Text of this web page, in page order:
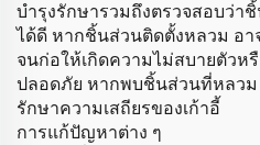
บำรุงรักษารวมถึงตรวจสอบว่า
ได้ดี หากชิ้นส่วนติดตั้งหลวม อา
จนก่อให้เกิดความไม่สบายตัวห
ปลอดภัย หากพบชิ้นส่วนที่หลวม
รักษาความเสถียรของเก้าอี้
การแก้ปัญหาต่าง ๆ